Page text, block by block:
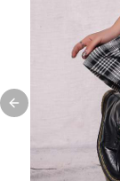
Previous slide